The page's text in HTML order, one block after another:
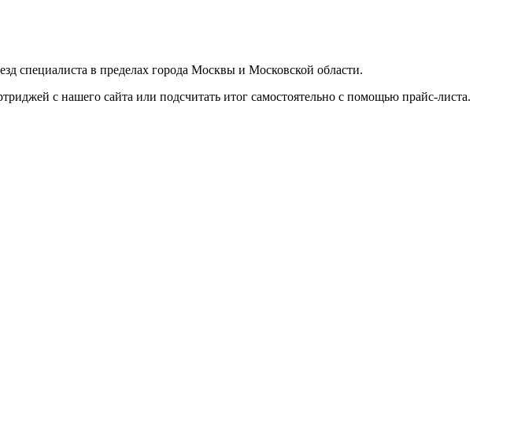
специалиста в пределах города Москвы и Московской области.
с нашего сайта или подсчитать итог самостоятельно с помощью прайс-листа.